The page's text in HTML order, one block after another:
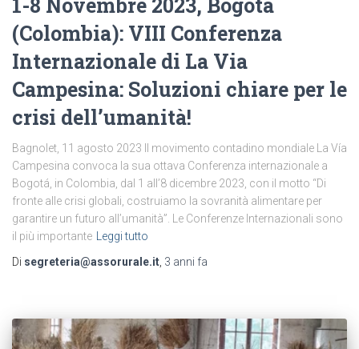
(Colombia): VIII Conferenza
Internazionale di La Via
Campesina: Soluzioni chiare per le
crisi dell’umanità!
Bagnolet, 11 agosto 2023 Il movimento contadino mondiale La Vía
Campesina convoca la sua ottava Conferenza internazionale a
Bogotá, in Colombia, dal 1 all’8 dicembre 2023, con il motto “Di
fronte alle crisi globali, costruiamo la sovranità alimentare per
garantire un futuro all’umanità”. Le Conferenze Internazionali sono
il più importante
Leggi tutto
Di segreteria@assorurale.it 3 anni fa